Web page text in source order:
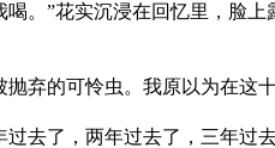
”花实沉浸在回忆里，脸上
的可怜虫。我原以为在这
去了，两年过去了，三年过